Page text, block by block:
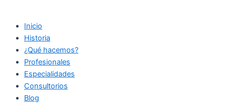
Inicio
Historia
¿Qué hacemos?
Profesionales
Especialidades
Consultorios
Blog